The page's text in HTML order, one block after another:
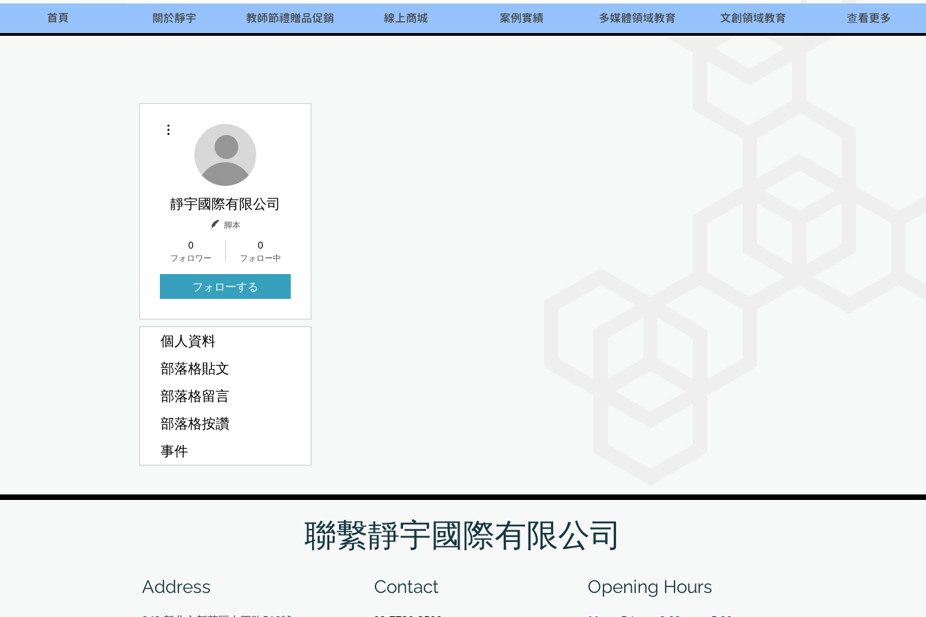
首頁 關於靜宇 教師節禮贈品促銷 線上商城 案例實績 多媒體領域教育 文創領域教育 查看更多
靜宇國際有限公司
脚本
0
フォロワー
0
フォロー中
フォローする
個人資料
部落格貼文
部落格留言
部落格按讚
事件
聯繫靜宇國際有限公司
Address Contact Opening Hours